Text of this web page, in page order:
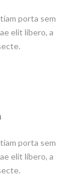
porta sem
elit libero, a
porta sem
elit libero, a